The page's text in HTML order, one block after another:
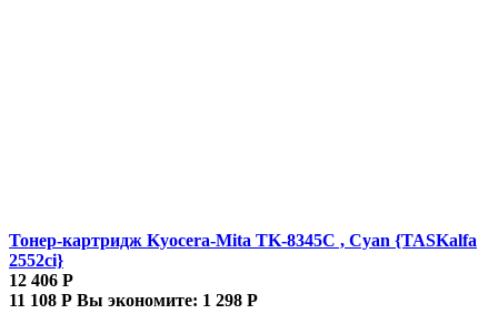
Тонер-картридж Kyocera-Mita TK-8345C , Cyan {TASKalfa
2552ci}
12 406 Р
11 108 Р Вы экономите: 1 298 Р